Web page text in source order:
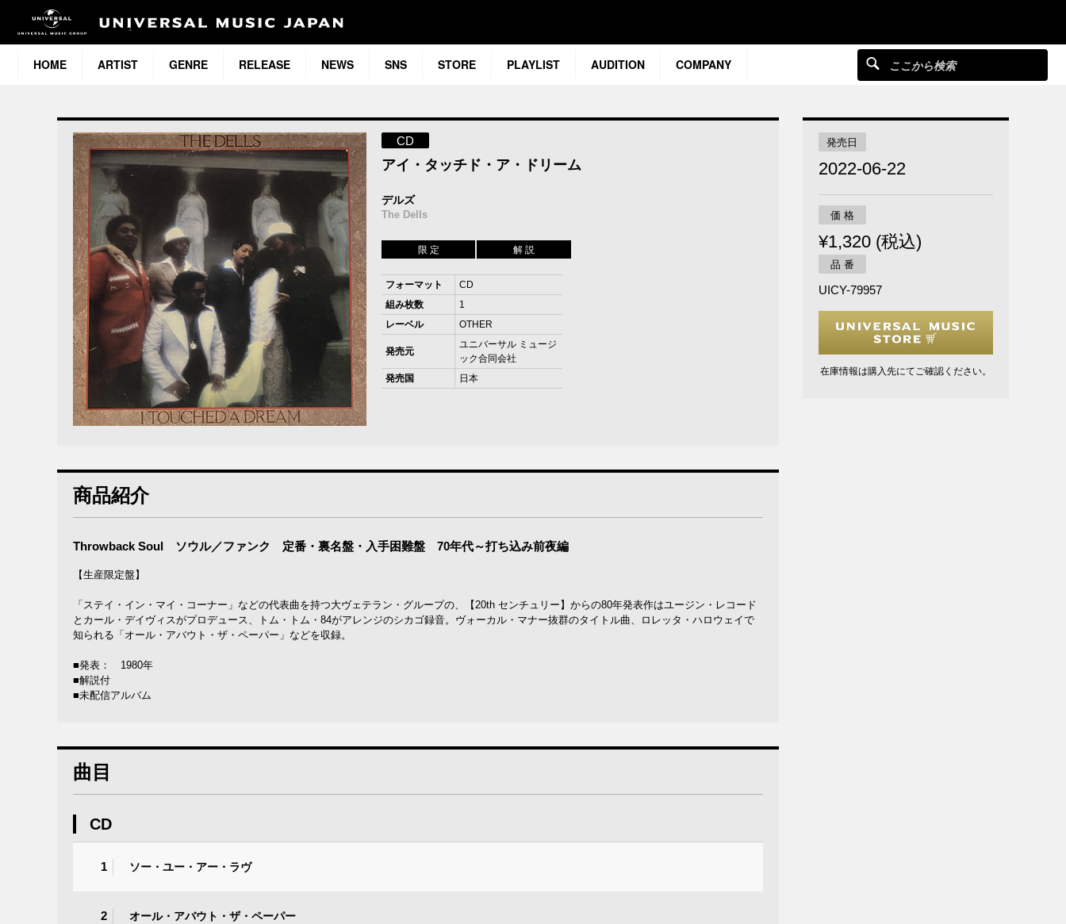
HOME ARTIST GENRE RELEASE NEWS SNS STORE PLAYLIST AUDITION COMPANY
CD
アイ・タッチド・ア・ドリーム
デルズ
The Dells
限 定 解 説
フォーマット
CD
組み枚数
1
レーベル
OTHER
発売元
ユニバーサル ミュージ
ック合同会社
発売国
日本
商品紹介
Throwback Soul ソウル／ファンク 定番・裏名盤・入手困難盤 70年代～打ち込み前夜編
【生産限定盤】
「ステイ・イン・マイ・コーナー」などの代表曲を持つ大ヴェテラン・グループの、【20th センチュリー】からの80年発表作はユージン・レコード
とカール・デイヴィスがプロデュース、トム・トム・84がアレンジのシカゴ録音。ヴォーカル・マナー抜群のタイトル曲、ロレッタ・ハロウェイで
知られる「オール・アバウト・ザ・ペーパー」などを収録。
■発表： 1980年
■解説付
■未配信アルバム
曲目
CD
1 ソー・ユー・アー・ラヴ
2 オール・アバウト・ザ・ペーパー
発売日
2022-06-22
価 格
¥1,320 (税込)
品 番
UICY-79957
在庫情報は購入先にてご確認ください。